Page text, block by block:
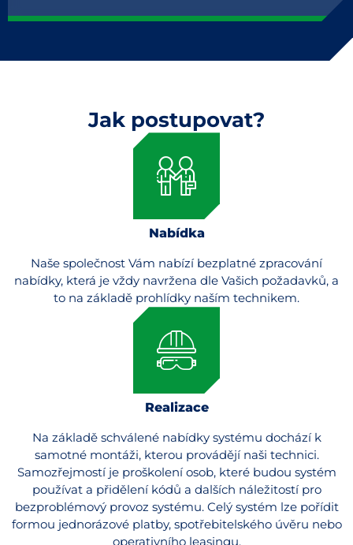
Jak postupovat?
Nabídka
Naše společnost Vám nabízí bezplatné zpracování
nabídky, která je vždy navržena dle Vašich požadavků, a
to na základě prohlídky naším technikem.
Realizace
Na základě schválené nabídky systému dochází k
samotné montáži, kterou provádějí naši technici.
Samozřejmostí je proškolení osob, které budou systém
používat a přidělení kódů a dalších náležitostí pro
bezproblémový provoz systému. Celý systém lze pořídit
formou jednorázové platby, spotřebitelského úvěru nebo
operativního leasingu.